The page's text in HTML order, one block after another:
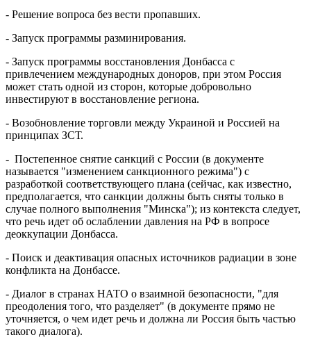
- Решение вопроса без вести пропавших.
- Запуск программы разминирования.
- Запуск программы восстановления Донбасса с
привлечением международных доноров, при этом Россия
может стать одной из сторон, которые добровольно
инвестируют в восстановление региона.
- Возобновление торговли между Украиной и Россией на
принципах ЗСТ.
- Постепенное снятие санкций с России (в документе
называется "изменением санкционного режима") с
разработкой соответствующего плана (сейчас, как известно,
предполагается, что санкции должны быть сняты только в
случае полного выполнения "Минска"); из контекста следует,
что речь идет об ослаблении давления на РФ в вопросе
деоккупации Донбасса.
- Поиск и деактивация опасных источников радиации в зоне
конфликта на Донбассе.
- Диалог в странах НАТО о взаимной безопасности, "для
преодоления того, что разделяет" (в документе прямо не
уточняется, о чем идет речь и должна ли Россия быть частью
такого диалога).